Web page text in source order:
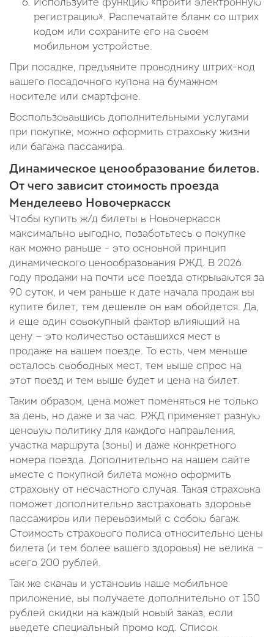
Используйте функцию «пройти электронную
регистрацию». Распечатайте бланк со штрих
кодом или сохраните его на своем
мобильном устройстве.
При посадке, предъявите проводнику штрих-код
вашего посадочного купона на бумажном
носителе или смартфоне.
Воспользовавшись дополнительными услугами
при покупке, можно оформить страховку жизни
или багажа пассажира.
Динамическое ценообразование билетов.
От чего зависит стоимость проезда
Менделеево Новочеркасск
Чтобы купить ж/д билеты в Новочеркасск
максимально выгодно, позаботьтесь о покупке
как можно раньше - это основной принцип
динамического ценообразования РЖД. В 2026
году продажи на почти все поезда открываются за
90 суток, и чем раньше к дате начала продаж вы
купите билет, тем дешевле он вам обойдется. Да,
и еще один совокупный фактор влияющий на
цену — это количество оставшихся мест в
продаже на вашем поезде. То есть, чем меньше
осталось свободных мест, тем выше спрос на
этот поезд и тем выше будет и цена на билет.
Таким образом, цена может поменяться не только
за день, но даже и за час. РЖД применяет разную
ценовую политику для каждого направления,
участка маршрута (зоны) и даже конкретного
номера поезда. Дополнительно на нашем сайте
вместе с покупкой билета можно оформить
страховку от несчастного случая. Такая страховка
поможет дополнительно застраховать здоровье
пассажиров или перевозимый с собою багаж.
Стоимость страхового полиса относительно цены
билета (и тем более вашего здоровья) не велика —
всего 200 рублей.
Так же скачав и установив наше мобильное
приложение, вы получаете дополнительно от 150
рублей скидки на каждый новый заказ, если
введете специальный промо код. Список